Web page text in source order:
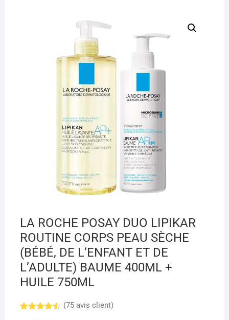
LA ROCHE POSAY DUO LIPIKAR
ROUTINE CORPS PEAU SÈCHE
(BÉBÉ, DE L’ENFANT ET DE
L’ADULTE) BAUME 400ML +
HUILE 750ML
(75avis client)